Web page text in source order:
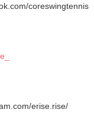
coreswingtennis
erise.rise/